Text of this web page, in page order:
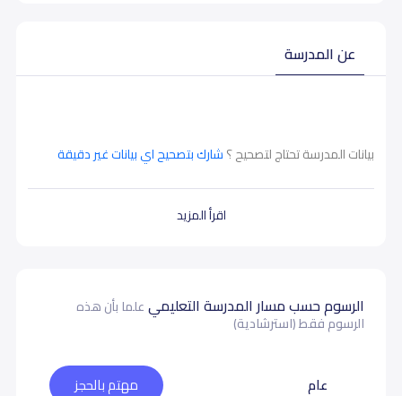
عن المدرسة
اقرأ المزيد
بيانات المدرسة تحتاج لتصحيح ؟شارك بتصحيح اي بيانات غير دقيقة
الرسوم حسب مسار المدرسة التعليميعلما بأن هذه
الرسوم فقط (استرشادية)
عام مهتم بالحجز